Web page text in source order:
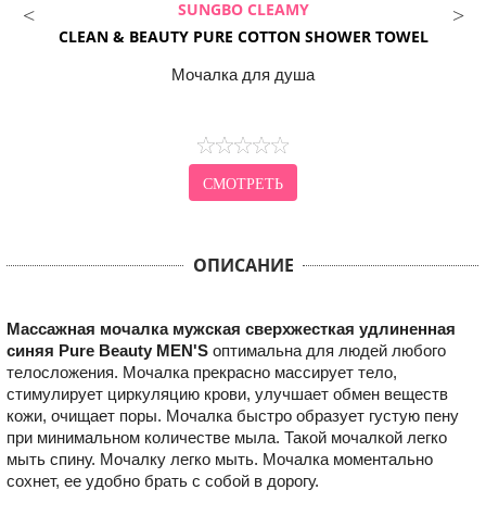
SUNGBO CLEAMY
CLEAN & BEAUTY PURE COTTON SHOWER TOWEL
Мочалка для душа
СМОТРЕТЬ
ОПИСАНИЕ
Массажная мочалка мужская сверхжесткая удлиненная
синяя Pure Beauty MEN'S оптимальна для людей любого
телосложения. Мочалка прекрасно массирует тело,
стимулирует циркуляцию крови, улучшает обмен веществ
кожи, очищает поры. Мочалка быстро образует густую пену
при минимальном количестве мыла. Такой мочалкой легко
мыть спину. Мочалку легко мыть. Мочалка моментально
сохнет, ее удобно брать с собой в дорогу.